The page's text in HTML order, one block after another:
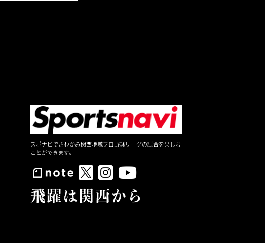
スポナビでさわかみ関西地域プロ野球リーグの試合を楽しむ
ことができます。